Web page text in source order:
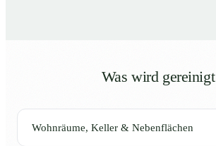
Was wird gereinigt
Wohnräume, Keller & Nebenflächen